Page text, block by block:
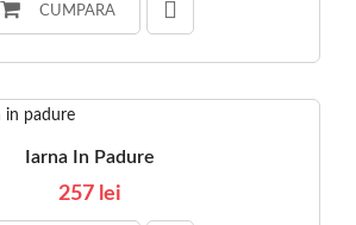
CUMPARA
Iarna In Padure
257 lei